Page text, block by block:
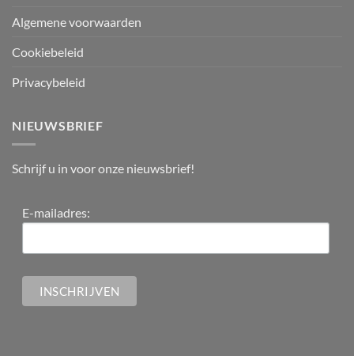
Algemene voorwaarden
Cookiebeleid
Privacybeleid
NIEUWSBRIEF
Schrijf u in voor onze nieuwsbrief!
E-mailadres: